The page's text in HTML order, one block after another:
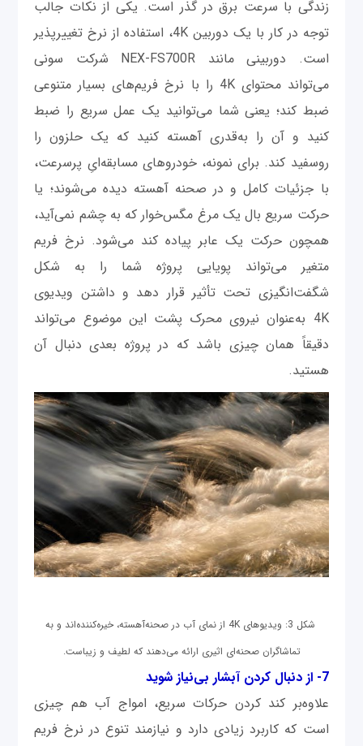
زندگی با سرعت برق در گذر است. یکی از نکات جالب
توجه در کار با یک دوربین 4K، استفاده از نرخ تغییرپذیر
است. دوربینی مانند NEX-FS700R شرکت سونی
می‌تواند محتوای 4K را با نرخ فریم‌های بسیار متنوعی
ضبط کند؛ یعنی شما می‌توانید یک عمل سریع را ضبط
کنید و آن را به‌قدری آهسته کنید که یک حلزون را
روسفید کند. برای نمونه، خودروهای مسابقه‌ایِ پرسرعت،
با جزئیات کامل و در صحنه آهسته دیده می‌شوند؛ یا
حرکت سریع بال یک مرغ مگس‌خوار که به چشم نمی‌آید،
همچون حرکت یک عابر پیاده کند می‌شود. نرخ فریم
متغیر می‌تواند پویایی پروژه شما را به شکل
شگفت‌انگیزی تحت تأثیر قرار دهد و داشتن ویدیوی
4K به‌عنوان نیروی محرک پشت این موضوع می‌تواند
دقیقاً همان چیزی باشد که در پروژه بعدی دنبال آن
هستید.
شکل 3: ویدیوهای 4K از نمای آب در صحنه‌آهسته، خیره‌کننده‌اند و به
تماشاگران صحنه‌ای اثیری ارائه می‌دهند که لطیف و زیباست.
7- از دنبال کردن آبشار بی‌نیاز شوید
علاوه‌بر کند کردن حرکات سریع، امواج آب هم چیزی
است که کاربرد زیادی دارد و نیازمند تنوع در نرخ فریم